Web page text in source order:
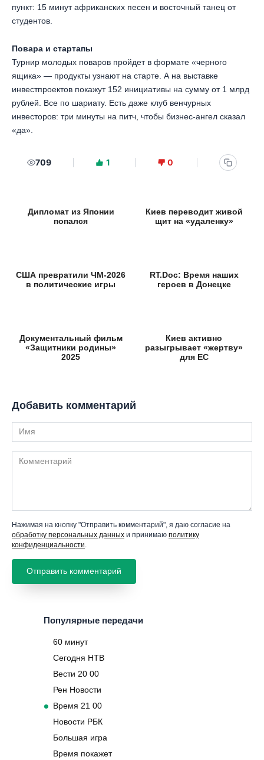
пункт: 15 минут африканских песен и восточный танец от
студентов.
Повара и стартапы
Турнир молодых поваров пройдет в формате «черного
ящика» — продукты узнают на старте. А на выставке
инвестпроектов покажут 152 инициативы на сумму от 1 млрд
рублей. Все по шариату. Есть даже клуб венчурных
инвесторов: три минуты на питч, чтобы бизнес-ангел сказал
«да».
709 1 0
Дипломат из Японии
попался
Киев переводит живой
щит на «удаленку»
США превратили ЧМ-2026
в политические игры
RT.Doc: Время наших
героев в Донецке
Документальный фильм
«Защитники родины»
2025
Киев активно
разыгрывает «жертву»
для ЕС
Добавить комментарий
Имя
Комментарий
Нажимая на кнопку "Отправить комментарий", я даю согласие на
обработку персональных данных и принимаю политику
конфиденциальности
Популярные передачи
60 минут
Сегодня НТВ
Вести 20 00
Рен Новости
Время 21 00
Новости РБК
Большая игра
Время покажет